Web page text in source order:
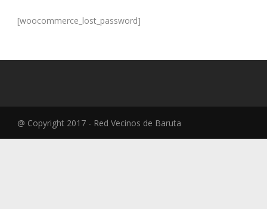
[woocommerce_lost_password]
@ Copyright 2017 - Red Vecinos de Baruta